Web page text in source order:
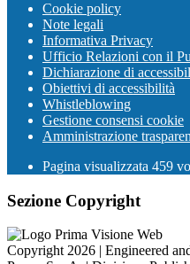
Cookie policy
Note legali
Informativa Privacy
Ufficio Relazioni con il
Dichiarazione di
Obiettivi di accessibilità
Whistleblowing
Gestione consensi cookie
Amministrazione
Pagina visualizzata 459
Sezione Copyright
Copyright 2026 | Engineered